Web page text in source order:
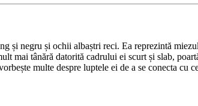
negru și ochii albaștri reci. Ea reprezintă
mai tânără datorită cadrului ei scurt și slab,
multe despre luptele ei de a se conecta